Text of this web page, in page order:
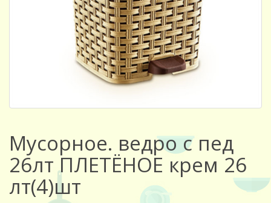
Мусорное. ведро с пед
26лт ПЛЕТЁНОЕ крем 26
лт(4)шт